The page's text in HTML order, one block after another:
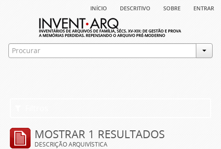
início descritivo sobre entrar
MOSTRAR 1 RESULTADOS
DESCRIÇÃO ARQUIVÍSTICA